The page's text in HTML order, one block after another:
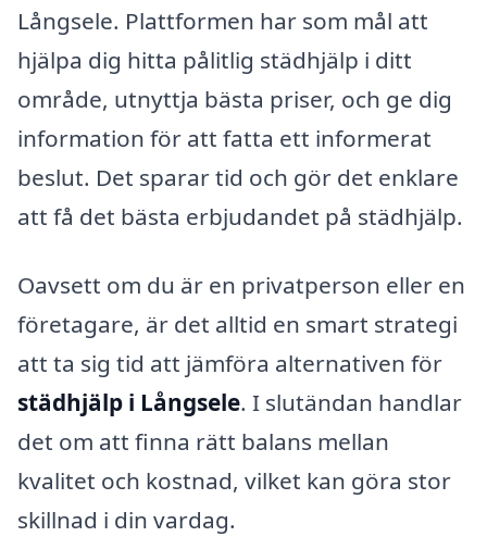
Långsele. Plattformen har som mål att
hjälpa dig hitta pålitlig städhjälp i ditt
område, utnyttja bästa priser, och ge dig
information för att fatta ett informerat
beslut. Det sparar tid och gör det enklare
att få det bästa erbjudandet på städhjälp.
Oavsett om du är en privatperson eller en
företagare, är det alltid en smart strategi
att ta sig tid att jämföra alternativen för
städhjälp i Långsele. I slutändan handlar
det om att finna rätt balans mellan
kvalitet och kostnad, vilket kan göra stor
skillnad i din vardag.